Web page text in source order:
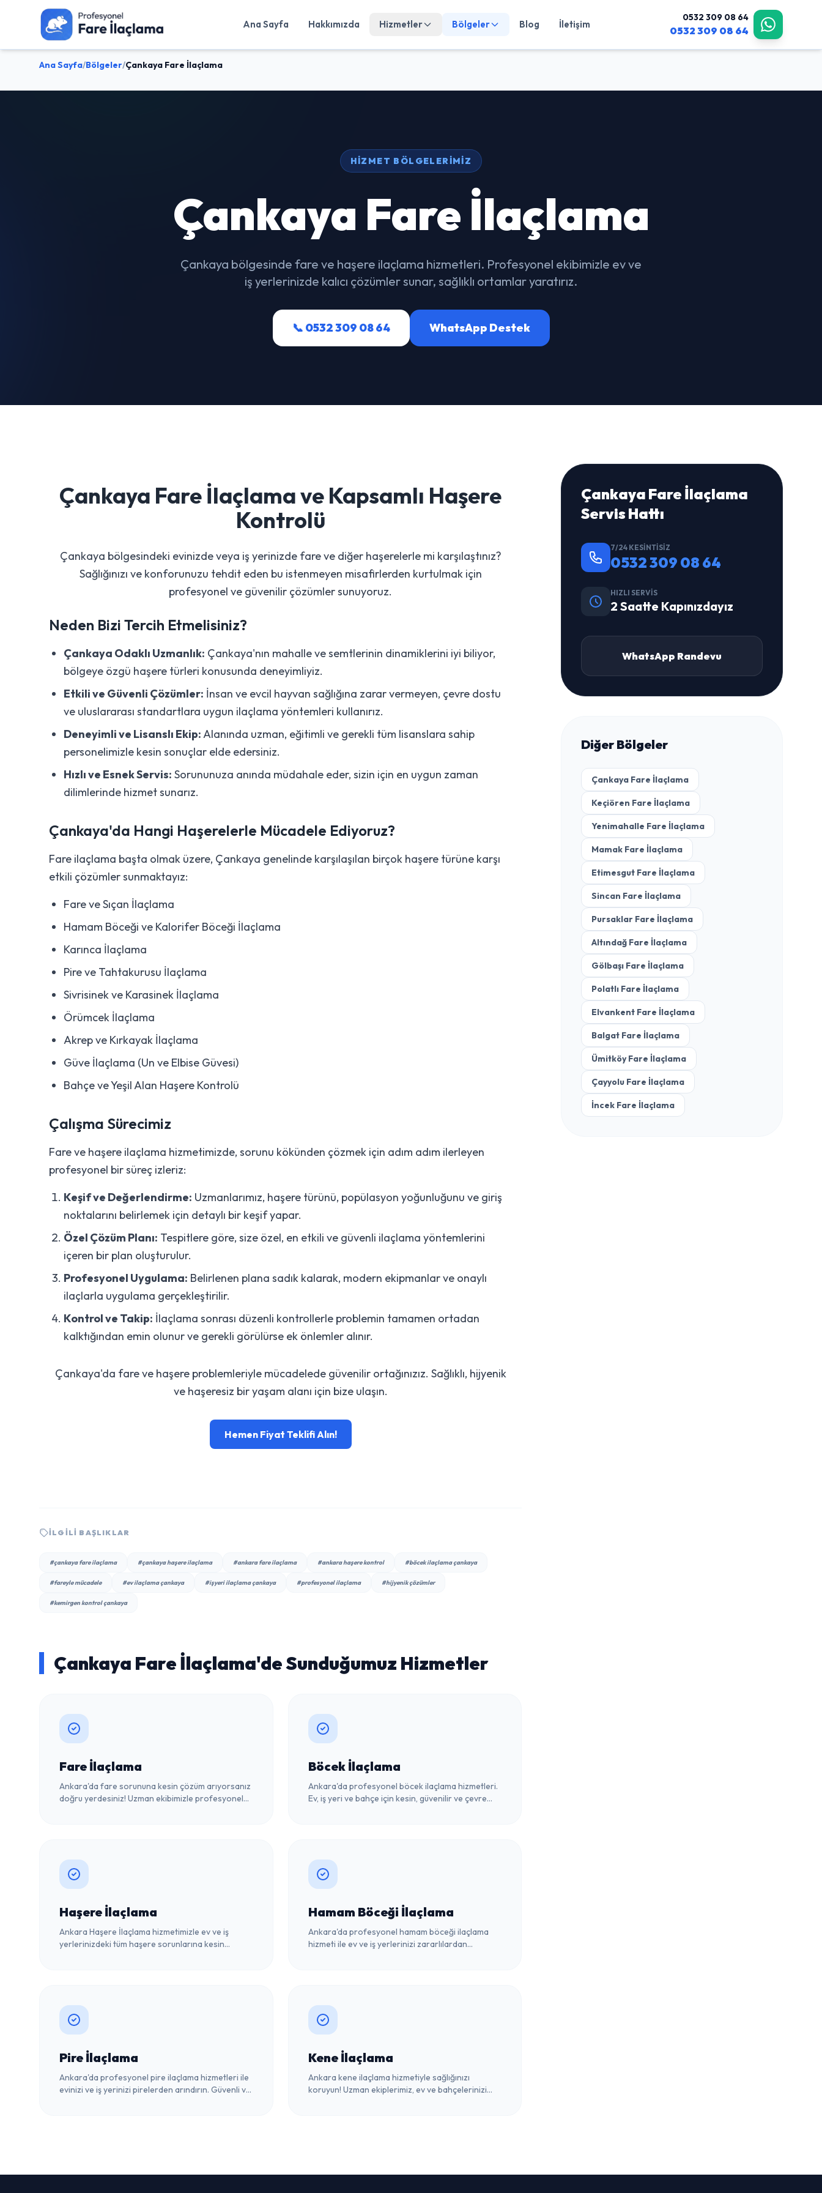
Ana Sayfa Hakkımızda Hizmetler Bölgeler Blog İletişim
0532 309 08 64
0532 309 08 64
Ana Sayfa/Bölgeler/Çankaya Fare İlaçlama
HIZMET BÖLGELERIMIZ
Çankaya Fare İlaçlama
Çankaya bölgesinde fare ve haşere ilaçlama hizmetleri. Profesyonel ekibimizle ev ve
iş yerlerinizde kalıcı çözümler sunar, sağlıklı ortamlar yaratırız.
📞 0532 309 08 64 WhatsApp Destek
Çankaya Fare İlaçlama ve Kapsamlı Haşere
Kontrolü
Çankaya bölgesindeki evinizde veya iş yerinizde fare ve diğer haşerelerle mi karşılaştınız?
Sağlığınızı ve konforunuzu tehdit eden bu istenmeyen misafirlerden kurtulmak için
profesyonel ve güvenilir çözümler sunuyoruz.
Neden Bizi Tercih Etmelisiniz?
Çankaya Odaklı Uzmanlık: Çankaya'nın mahalle ve semtlerinin dinamiklerini iyi biliyor,
bölgeye özgü haşere türleri konusunda deneyimliyiz.
Etkili ve Güvenli Çözümler: İnsan ve evcil hayvan sağlığına zarar vermeyen, çevre dostu
ve uluslararası standartlara uygun ilaçlama yöntemleri kullanırız.
Deneyimli ve Lisanslı Ekip:Alanında uzman, eğitimli ve gerekli tüm lisanslara sahip
personelimizle kesin sonuçlar elde edersiniz.
Hızlı ve Esnek Servis: Sorununuza anında müdahale eder, sizin için en uygun zaman
dilimlerinde hizmet sunarız.
Çankaya'da Hangi Haşerelerle Mücadele Ediyoruz?
Fare ilaçlama başta olmak üzere, Çankaya genelinde karşılaşılan birçok haşere türüne karşı
etkili çözümler sunmaktayız:
Fare ve Sıçan İlaçlama
Hamam Böceği ve Kalorifer Böceği İlaçlama
Karınca İlaçlama
Pire ve Tahtakurusu İlaçlama
Sivrisinek ve Karasinek İlaçlama
Örümcek İlaçlama
Akrep ve Kırkayak İlaçlama
Güve İlaçlama (Un ve Elbise Güvesi)
Bahçe ve Yeşil Alan Haşere Kontrolü
Çalışma Sürecimiz
Fare ve haşere ilaçlama hizmetimizde, sorunu kökünden çözmek için adım adım ilerleyen
profesyonel bir süreç izleriz:
Keşif ve Değerlendirme: Uzmanlarımız, haşere türünü, popülasyon yoğunluğunu ve giriş
noktalarını belirlemek için detaylı bir keşif yapar.
Özel Çözüm Planı: Tespitlere göre, size özel, en etkili ve güvenli ilaçlama yöntemlerini
içeren bir plan oluşturulur.
Profesyonel Uygulama: Belirlenen plana sadık kalarak, modern ekipmanlar ve onaylı
ilaçlarla uygulama gerçekleştirilir.
Kontrol ve Takip: İlaçlama sonrası düzenli kontrollerle problemin tamamen ortadan
kalktığından emin olunur ve gerekli görülürse ek önlemler alınır.
Çankaya'da fare ve haşere problemleriyle mücadelede güvenilir ortağınızız. Sağlıklı, hijyenik
ve haşeresiz bir yaşam alanı için bize ulaşın.
Hemen Fiyat Teklifi Alın!
İLGILI BAŞLIKLAR
#çankaya fare ilaçlama #çankaya haşere ilaçlama #ankara fare ilaçlama #ankara haşere kontrol #böcek ilaçlama çankaya
#fareyle mücadele #ev ilaçlama çankaya #işyeri ilaçlama çankaya #profesyonel ilaçlama #hijyenik çözümler
#kemirgen kontrol çankaya
Çankaya Fare İlaçlama'de Sunduğumuz Hizmetler
Fare İlaçlama
Ankara'da fare sorununa kesin çözüm arıyorsanız
doğru yerdesiniz! Uzman ekibimizle profesyonel
Böcek İlaçlama
Ankara'da profesyonel böcek ilaçlama hizmetleri.
Ev, iş yeri ve bahçe için kesin, güvenilir ve çevre
Haşere İlaçlama
Ankara Haşere İlaçlama hizmetimizle ev ve iş
yerlerinizdeki tüm haşere sorunlarına kesin
Hamam Böceği İlaçlama
Ankara'da profesyonel hamam böceği ilaçlama
hizmeti ile ev ve iş yerlerinizi zararlılardan
Pire İlaçlama
Ankara'da profesyonel pire ilaçlama hizmetleri ile
evinizi ve iş yerinizi pirelerden arındırın. Güvenli ve
Kene İlaçlama
Ankara kene ilaçlama hizmetiyle sağlığınızı
koruyun! Uzman ekiplerimiz, ev ve bahçelerinizi
Çankaya Fare İlaçlama
Servis Hattı
7/24 KESINTISIZ
0532 309 08 64
HIZLI SERVIS
2 Saatte Kapınızdayız
WhatsApp Randevu
Diğer Bölgeler
Çankaya Fare İlaçlama
Keçiören Fare İlaçlama
Yenimahalle Fare İlaçlama
Mamak Fare İlaçlama
Etimesgut Fare İlaçlama
Sincan Fare İlaçlama
Pursaklar Fare İlaçlama
Altındağ Fare İlaçlama
Gölbaşı Fare İlaçlama
Polatlı Fare İlaçlama
Elvankent Fare İlaçlama
Balgat Fare İlaçlama
Ümitköy Fare İlaçlama
Çayyolu Fare İlaçlama
İncek Fare İlaçlama